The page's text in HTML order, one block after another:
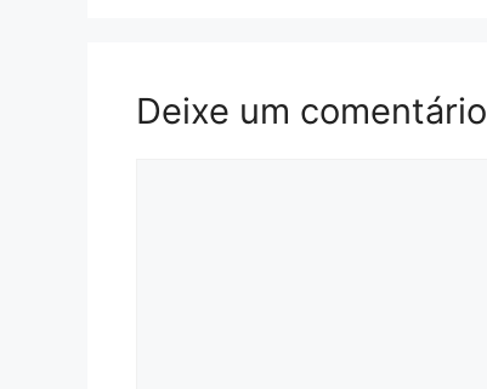
Deixe um comentário